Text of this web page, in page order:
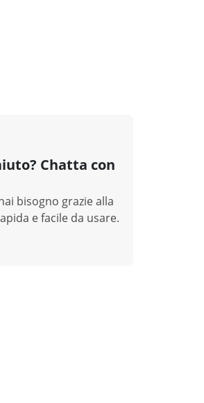
Chatta con
bisogno grazie alla
e facile da usare.